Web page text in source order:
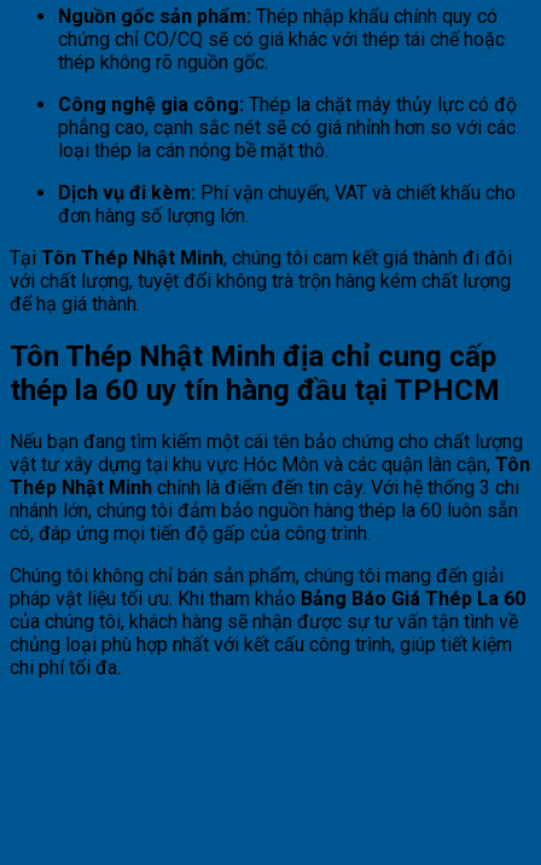
Nguồn gốc sản phẩm: Thép nhập khẩu chính quy có
chứng chỉ CO/CQ sẽ có giá khác với thép tái chế hoặc
thép không rõ nguồn gốc.
Công nghệ gia công: Thép la chặt máy thủy lực có độ
phẳng cao, cạnh sắc nét sẽ có giá nhỉnh hơn so với các
loại thép la cán nóng bề mặt thô.
Dịch vụ đi kèm: Phí vận chuyển, VAT và chiết khấu cho
đơn hàng số lượng lớn.
Tại Tôn Thép Nhật Minh, chúng tôi cam kết giá thành đi đôi
với chất lượng, tuyệt đối không trà trộn hàng kém chất lượng
để hạ giá thành.
Tôn Thép Nhật Minh địa chỉ cung cấp
thép la 60 uy tín hàng đầu tại TPHCM
Nếu bạn đang tìm kiếm một cái tên bảo chứng cho chất lượng
vật tư xây dựng tại khu vực Hóc Môn và các quận lân cận, Tôn
Thép Nhật Minh chính là điểm đến tin cậy. Với hệ thống 3 chi
nhánh lớn, chúng tôi đảm bảo nguồn hàng thép la 60 luôn sẵn
có, đáp ứng mọi tiến độ gấp của công trình.
Chúng tôi không chỉ bán sản phẩm, chúng tôi mang đến giải
pháp vật liệu tối ưu. Khi tham khảo Bảng Báo Giá Thép La 60
của chúng tôi, khách hàng sẽ nhận được sự tư vấn tận tình về
chủng loại phù hợp nhất với kết cấu công trình, giúp tiết kiệm
chi phí tối đa.